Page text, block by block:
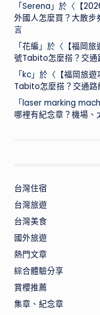
「 Serena 」於〈 【
外國人怎麼買？大散步
言
「 花編 」於〈 【福岡
號Tabito怎麼搭？交通
「 kc」於〈 【福岡旅
Tabito怎麼搭？交通路
「 laser marking
哪裡有紀念章？機場、
台灣住宿
台灣旅遊
台灣美食
國外旅遊
熱門文章
綜合體驗分享
賞櫻推薦
集章、紀念章